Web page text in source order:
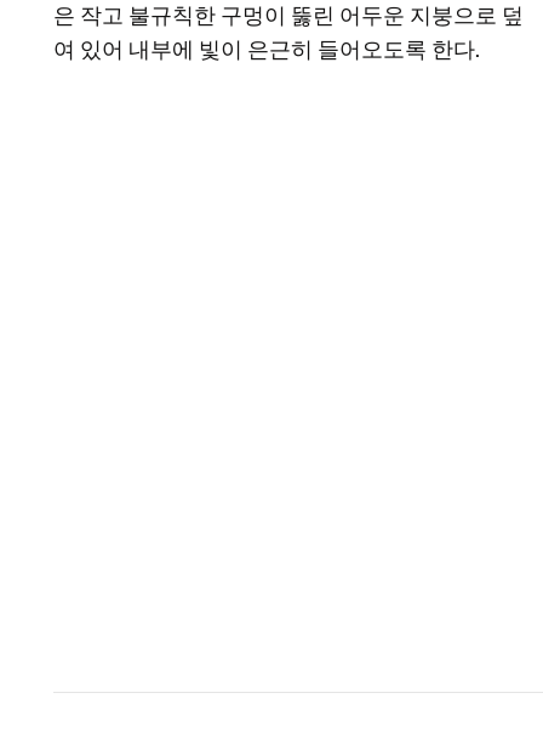
은 작고 불규칙한 구멍이 뚫린 어두운 지붕으로 덮
여 있어 내부에 빛이 은근히 들어오도록 한다.